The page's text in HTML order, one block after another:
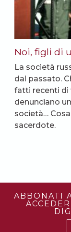
Noi, figli di
La società
dal passato.
fatti recenti di
denunciano
società…
sacerdote.
ABBONATI